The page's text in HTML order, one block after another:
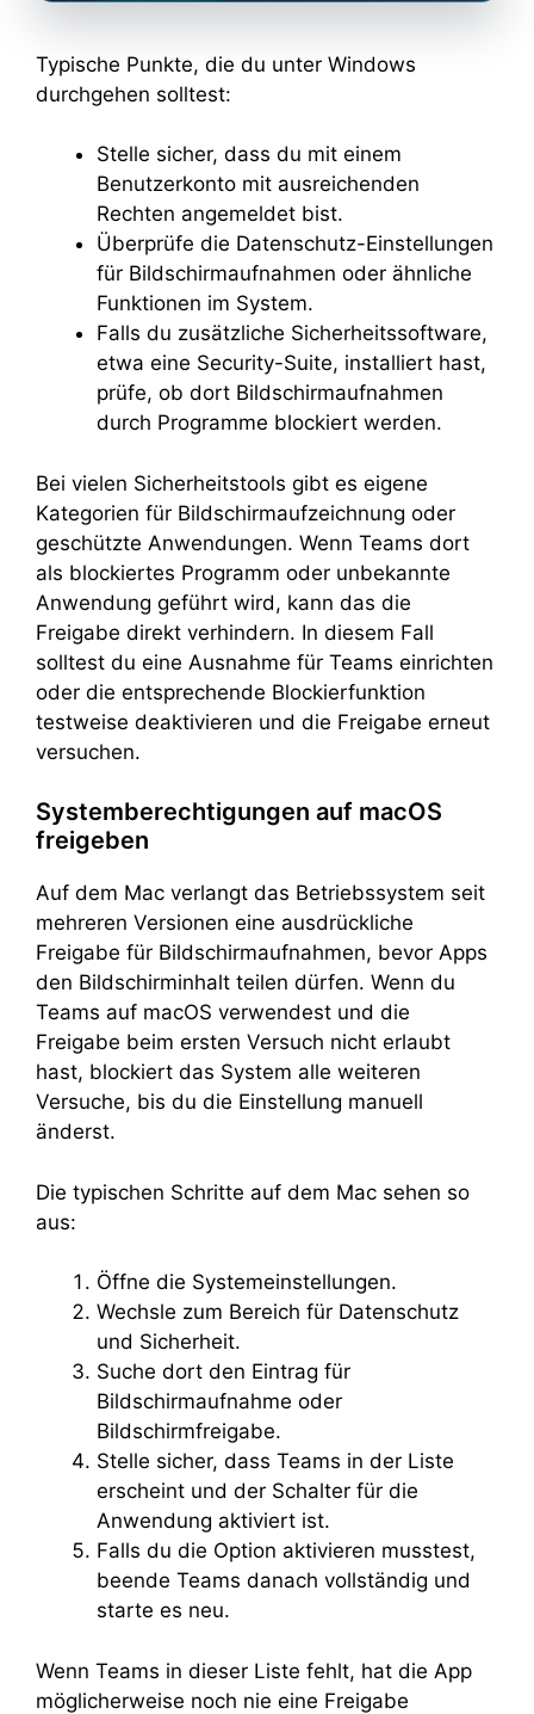
Typische Punkte, die du unter Windows
durchgehen solltest:
Stelle sicher, dass du mit einem
Benutzerkonto mit ausreichenden
Rechten angemeldet bist.
Überprüfe die Datenschutz-Einstellungen
für Bildschirmaufnahmen oder ähnliche
Funktionen im System.
Falls du zusätzliche Sicherheitssoftware,
etwa eine Security-Suite, installiert hast,
prüfe, ob dort Bildschirmaufnahmen
durch Programme blockiert werden.
Bei vielen Sicherheitstools gibt es eigene
Kategorien für Bildschirmaufzeichnung oder
geschützte Anwendungen. Wenn Teams dort
als blockiertes Programm oder unbekannte
Anwendung geführt wird, kann das die
Freigabe direkt verhindern. In diesem Fall
solltest du eine Ausnahme für Teams einrichten
oder die entsprechende Blockierfunktion
testweise deaktivieren und die Freigabe erneut
versuchen.
Systemberechtigungen auf macOS
freigeben
Auf dem Mac verlangt das Betriebssystem seit
mehreren Versionen eine ausdrückliche
Freigabe für Bildschirmaufnahmen, bevor Apps
den Bildschirminhalt teilen dürfen. Wenn du
Teams auf macOS verwendest und die
Freigabe beim ersten Versuch nicht erlaubt
hast, blockiert das System alle weiteren
Versuche, bis du die Einstellung manuell
änderst.
Die typischen Schritte auf dem Mac sehen so
aus:
Öffne die Systemeinstellungen.
Wechsle zum Bereich für Datenschutz
und Sicherheit.
Suche dort den Eintrag für
Bildschirmaufnahme oder
Bildschirmfreigabe.
Stelle sicher, dass Teams in der Liste
erscheint und der Schalter für die
Anwendung aktiviert ist.
Falls du die Option aktivieren musstest,
beende Teams danach vollständig und
starte es neu.
Wenn Teams in dieser Liste fehlt, hat die App
möglicherweise noch nie eine Freigabe